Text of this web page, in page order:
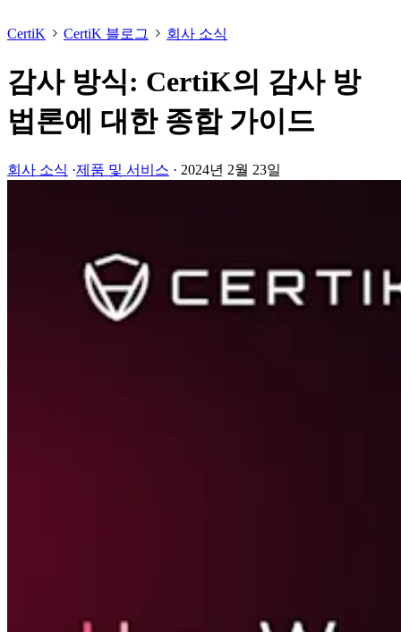
CertiK CertiK 블로그 회사 소식
감사 방식: CertiK의 감사 방
법론에 대한 종합 가이드
회사 소식 ·제품 및 서비스 · 2024년 2월 23일